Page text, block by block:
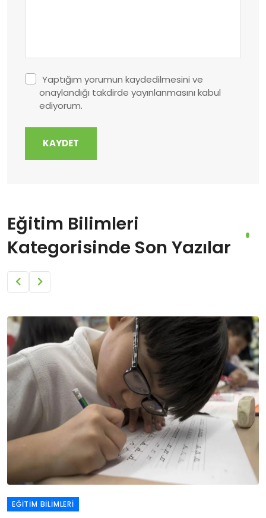
Yaptığım yorumun kaydedilmesini ve
onaylandığı takdirde yayınlanmasını kabul
ediyorum.
KAYDET
Eğitim Bilimleri
Kategorisinde Son Yazılar
EĞITIM BILIMLERI